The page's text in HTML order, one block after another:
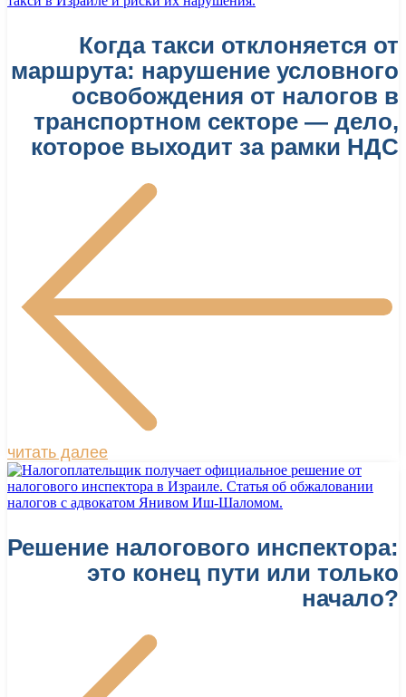
Когда такси отклоняется от
маршрута: нарушение условного
освобождения от налогов в
транспортном секторе — дело,
которое выходит за рамки НДС
читать далее
Решение налогового инспектора:
это конец пути или только
начало?